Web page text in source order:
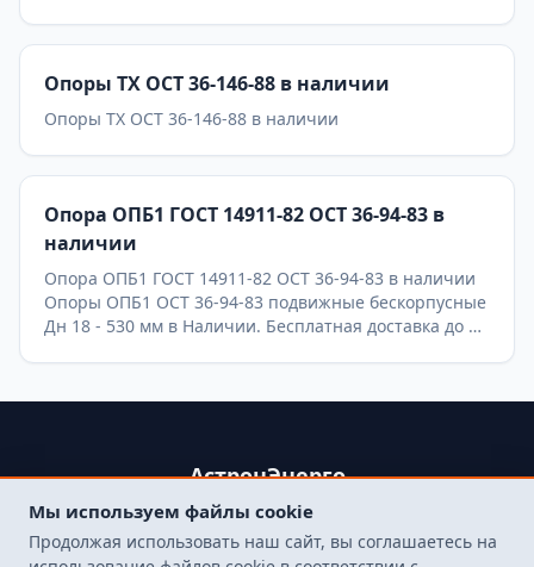
Опоры ТХ ОСТ 36-146-88 в наличии
Опоры ТХ ОСТ 36-146-88 в наличии
Опора ОПБ1 ГОСТ 14911-82 ОСТ 36-94-83 в
наличии
Опора ОПБ1 ГОСТ 14911-82 ОСТ 36-94-83 в наличии
Опоры ОПБ1 ОСТ 36-94-83 подвижные бескорпусные
Дн 18 - 530 мм в Наличии. Бесплатная доставка до ТК
АстронЭнерго
+79250499357 , +74998417015
107564, г. Москва, пр-д Погонный, д. 1 к. 9, помещение 10Н.
Мы используем файлы cookie
Продолжая использовать наш сайт, вы соглашаетесь на